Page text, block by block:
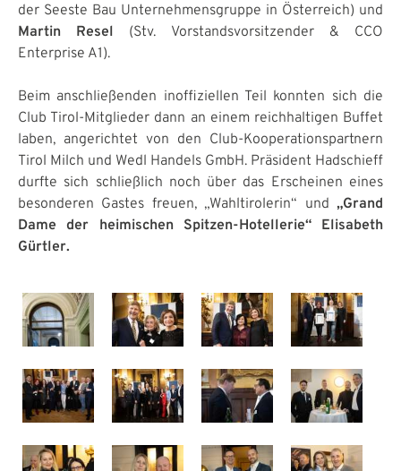
der Seeste Bau Unternehmensgruppe in Österreich) und
Martin Resel (Stv. Vorstandsvorsitzender & CCO
Enterprise A1).
Beim anschließenden inoffiziellen Teil konnten sich die
Club Tirol-Mitglieder dann an einem reichhaltigen Buffet
laben, angerichtet von den Club-Kooperationspartnern
Tirol Milch und Wedl Handels GmbH. Präsident Hadschieff
durfte sich schließlich noch über das Erscheinen eines
besonderen Gastes freuen, „Wahltirolerin“ und „Grand
Dame der heimischen Spitzen-Hotellerie“ Elisabeth
Gürtler.